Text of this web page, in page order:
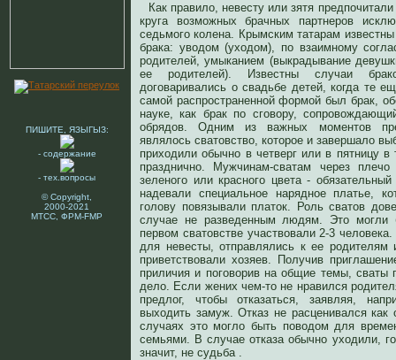
ПИШИТЕ, ЯЗЫГЫЗ:
- содержание
- тех.вопросы
© Copyright,
2000-2021
МТСС, ФРМ-FMP
Как правило, невесту или зятя
круга возможных брачных партнеров
седьмого колена. Крымским татарам
брака: уводом (уходом), по взаимному
родителей, умыканием (выкрадывание
ее родителей). Известны случаи
договаривались о свадьбе детей, когда те
самой распространенной формой был брак,
науке, как брак по сговору,
обрядов. Одним из важных моментов
являлось сватовство, которое и завершало
приходили обычно в четверг или в пятницу
празднично. Мужчинам-сватам через плечо
зеленого или красного цвета -
надевали специальное нарядное платье,
голову повязывали платок. Роль сватов
случае не разведенным людям. Это могли
первом сватовстве участвовали 2-3
для невесты, отправлялись к ее родителям
приветствовали хозяев. Получив
приличия и поговорив на общие темы, сваты
дело. Если жених чем-то не нравился
предлог, чтобы отказаться, заявляя,
выходить замуж. Отказ не расценивался как
случаях это могло быть поводом для
семьями. В случае отказа обычно уходили,
значит, не судьба .